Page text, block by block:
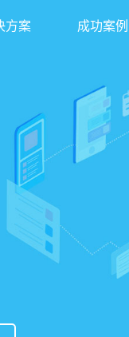
方案 成功案例